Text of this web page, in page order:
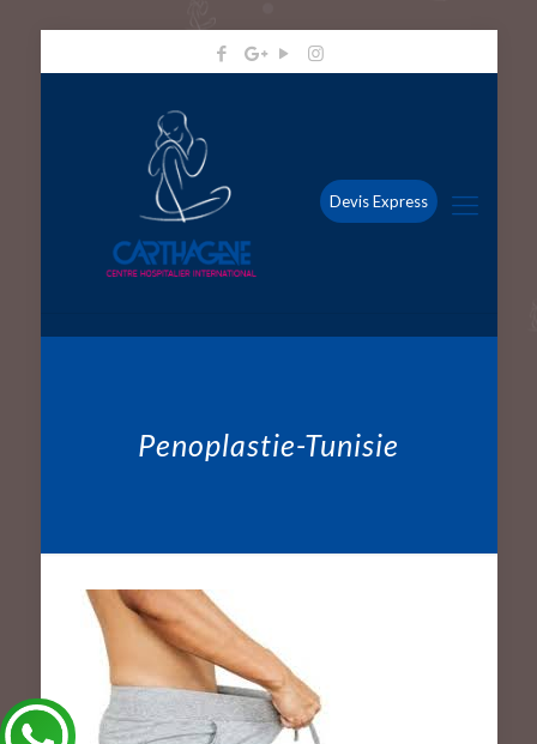
Devis Express
Penoplastie-Tunisie